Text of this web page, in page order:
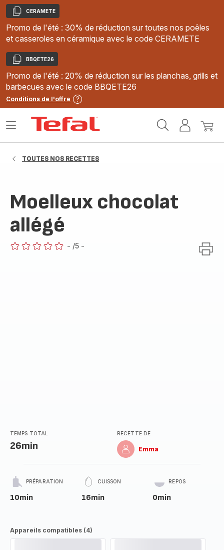
Copier
CERAMETE
Promo de l'été : 30% de réduction sur toutes nos poêles
et casseroles en céramique avec le code CERAMETE
Copier
BBQETE26
Promo de l'été : 20% de réduction sur les planchas, grills et
barbecues avec le code BBQETE26
Conditions de l'offre
MonMon
Ouvrir
TOUTES NOS RECETTES
Moelleux chocolat
allégé
- /5 -
TEMPS TOTAL
26min
RECETTE DE
Emma
PRÉPARATION
10min
CUISSON
16min
REPOS
0min
Appareils compatibles (4)